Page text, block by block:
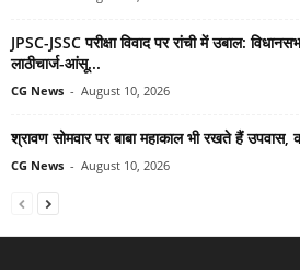
JPSC-JSSC परीक्षा विवाद पर रांची में उबाल:
लाठीचार्ज-आंसू...
CG News - August 10, 2026
श्रावण सोमवार पर बाबा महाकाल भी रखते हैं उपवास,
CG News - August 10, 2026